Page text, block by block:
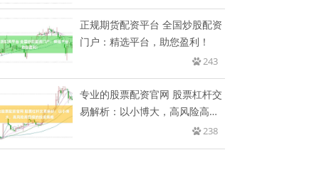
正规期货配资平台 全国炒股配资
门户：精选平台，助您盈利！
243
专业的股票配资官网 股票杠杆交
易解析：以小博大，高风险高回
238